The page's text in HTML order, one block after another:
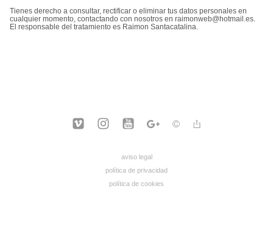
Tienes derecho a consultar, rectificar o eliminar tus datos personales en
cualquier momento, contactando con nosotros en raimonweb@hotmail.es.
El responsable del tratamiento es Raimon Santacatalina.
aviso legal
política de privacidad
política de cookies